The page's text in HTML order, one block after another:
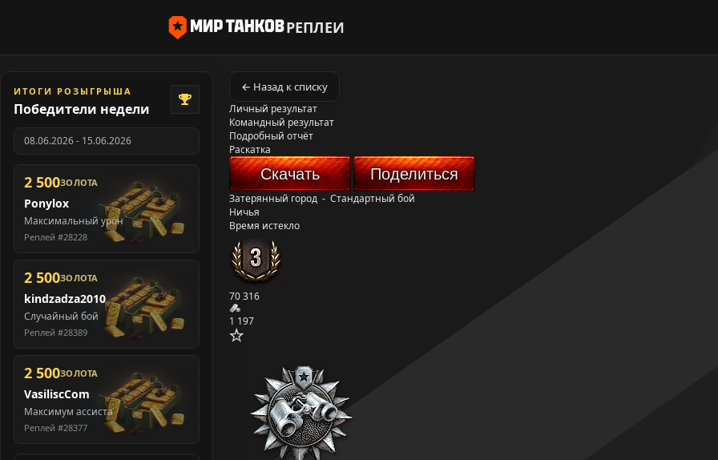
РЕПЛЕИ
ИТОГИ РОЗЫГРЫША
Победители недели
08.06.2026 - 15.06.2026
2 500ЗОЛОТА
Ponylox
Максимальный урон
Реплей #28228
2 500ЗОЛОТА
kindzadza2010
Случайный бой
Реплей #28389
2 500ЗОЛОТА
VasiliscCom
Максимум ассиста
Реплей #28377
← Назад к списку
Личный результат
Командный результат
Подробный отчёт
Раскатка
Скачать Поделиться
Затерянный город - Стандартный бой
Ничья
Время истекло
70 316
1 197